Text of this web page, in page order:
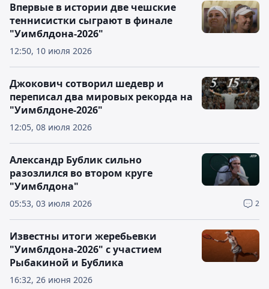
12:50, 10 июля 2026
Впервые в истории две чешские
теннисистки сыграют в финале
"Уимблдона-2026"
12:05, 08 июля 2026
Джокович сотворил шедевр и
переписал два мировых рекорда на
"Уимблдоне-2026"
05:53, 03 июля 2026 2
Александр Бублик сильно
разозлился во втором круге
"Уимблдона"
16:32, 26 июня 2026
Известны итоги жеребьевки
"Уимблдона-2026" с участием
Рыбакиной и Бублика